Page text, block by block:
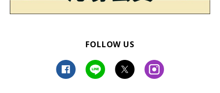
FOLLOW US